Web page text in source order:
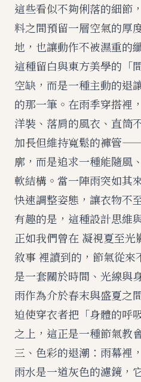
這些看似不夠俐落的細節
料之間預留一層空氣的厚
地，也讓動作不被濕重的
這種留白與東方美學的「
空缺，而是一種主動的退
的那一筆。在雨季穿搭裡
洋裝、落肩的風衣、直筒
加長但維持寬鬆的褲管
廓，而是追求一種能隨風
軟結構。當一陣雨突如其
快速調整姿態，讓衣物不
有趣的是，這種設計思維
正如我們曾在 凝視夏至光
敘事裡讀到的，節氣從來
是一套關於時間、光線與
雨作為介於春末與盛夏之
迫使穿衣者把「身體的呼
之上，這正是一種節氣教
三、色彩的退潮：雨幕裡
雨水是一道灰色的濾鏡，